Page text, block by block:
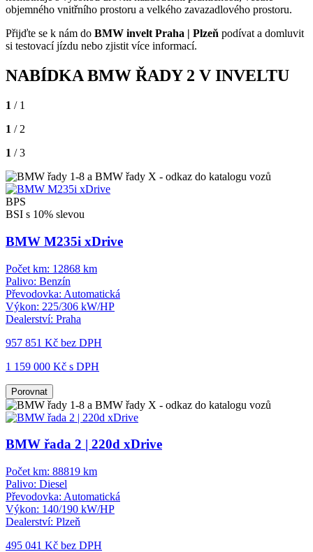
objemného vnitřního prostoru a velkého zavazadlového prostoru.
Přijďte se k nám do BMW invelt Praha | Plzeň podívat a domluvit
si testovací jízdu nebo zjistit více informací.
NABÍDKA BMW ŘADY 2 V INVELTU
1 / 1
1 / 2
1 / 3
BPS
BSI s 10% slevou
BMW M235i xDrive
Počet km: 12868 km
Palivo: Benzín
Převodovka: Automatická
Výkon: 225/306 kW/HP
Dealerství: Praha
957 851 Kč bez DPH
1 159 000 Kč s DPH
Porovnat
BMW řada 2 | 220d xDrive
Počet km: 88819 km
Palivo: Diesel
Převodovka: Automatická
Výkon: 140/190 kW/HP
Dealerství: Plzeň
495 041 Kč bez DPH